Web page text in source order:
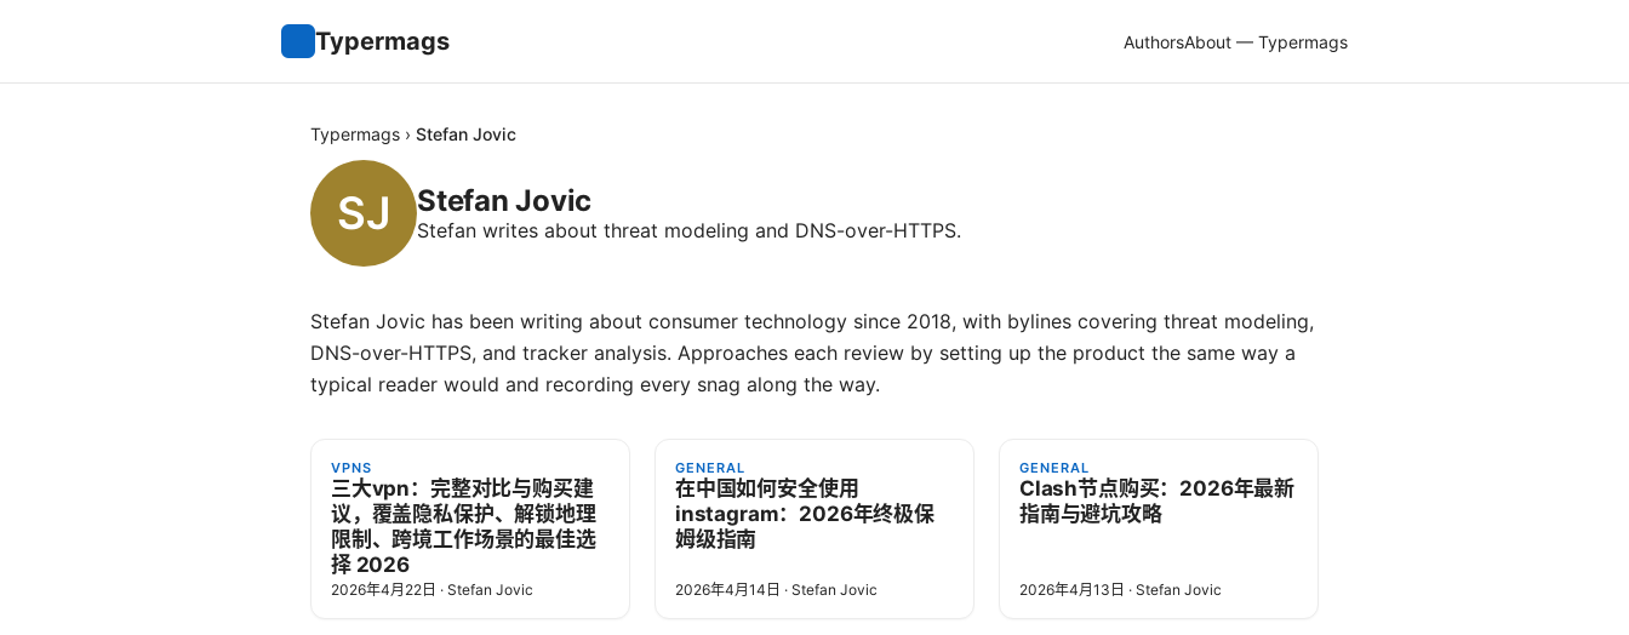
Typermags AuthorsAbout — Typermags
Typermags › Stefan Jovic
Stefan Jovic
Stefan writes about threat modeling and DNS-over-HTTPS.
Stefan Jovic has been writing about consumer technology since 2018, with bylines covering threat modeling,
DNS-over-HTTPS, and tracker analysis. Approaches each review by setting up the product the same way a
typical reader would and recording every snag along the way.
VPNS
三大vpn：完整对比与购买建
议，覆盖隐私保护、解锁地理
限制、跨境工作场景的最佳选
择 2026
2026年4月22日 · Stefan Jovic
GENERAL
在中国如何安全使用
instagram：2026年终极保
姆级指南
2026年4月14日 · Stefan Jovic
GENERAL
Clash节点购买：2026年最新
指南与避坑攻略
2026年4月13日 · Stefan Jovic